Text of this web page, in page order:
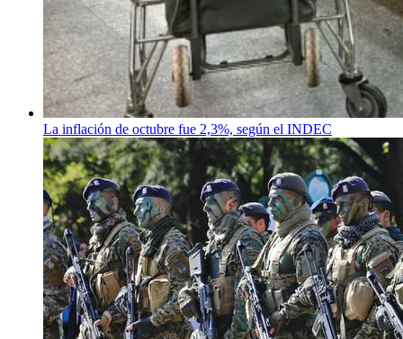
La inflación de octubre fue 2,3%, según el INDEC